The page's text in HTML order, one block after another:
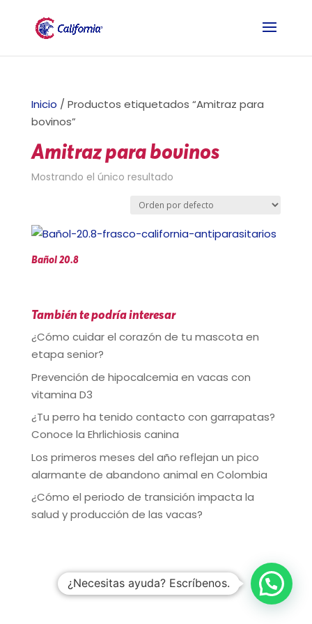
Inicio / Productos etiquetados “Amitraz para
bovinos”
Amitraz para bovinos
Mostrando el único resultado
Bañol 20.8
También te podría interesar
¿Cómo cuidar el corazón de tu mascota en
etapa senior?
Prevención de hipocalcemia en vacas con
vitamina D3
¿Tu perro ha tenido contacto con garrapatas?
Conoce la Ehrlichiosis canina
Los primeros meses del año reflejan un pico
alarmante de abandono animal en Colombia
¿Cómo el periodo de transición impacta la
salud y producción de las vacas?
¿Necesitas ayuda? Escríbenos.